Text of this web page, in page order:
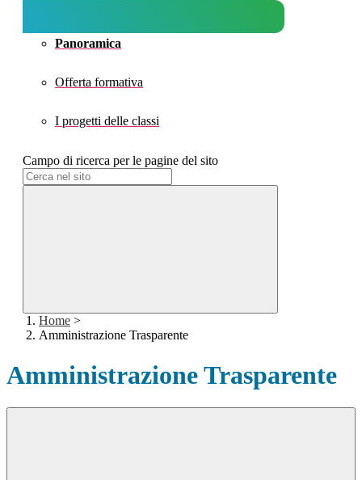
Panoramica
Offerta formativa
I progetti delle classi
Campo di ricerca per le pagine del sito
Home >
Amministrazione Trasparente
Amministrazione Trasparente